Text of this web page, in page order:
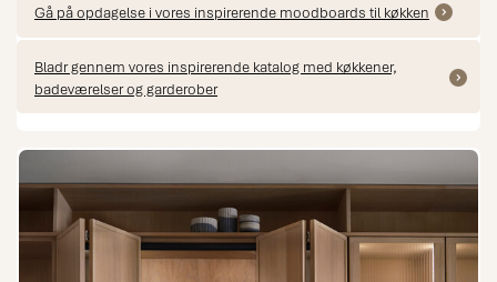
Gå på opdagelse i vores inspirerende moodboards til køkken
Bladr gennem vores inspirerende katalog med køkkener,
badeværelser og garderober